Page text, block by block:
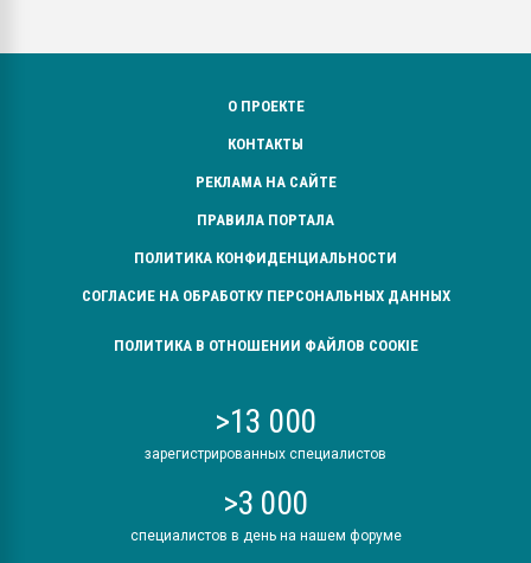
О ПРОЕКТЕ
КОНТАКТЫ
РЕКЛАМА НА САЙТЕ
ПРАВИЛА ПОРТАЛА
ПОЛИТИКА КОНФИДЕНЦИАЛЬНОСТИ
СОГЛАСИЕ НА ОБРАБОТКУ ПЕРСОНАЛЬНЫХ ДАННЫХ
ПОЛИТИКА В ОТНОШЕНИИ ФАЙЛОВ COOKIE
>13 000
зарегистрированных специалистов
>3 000
специалистов в день на нашем форуме